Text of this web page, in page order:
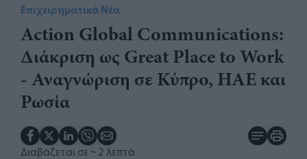
Επιχειρηματικά Νέα
Action Global Communications:
Διάκριση ως Great Place to Work
- Αναγνώριση σε Κύπρο, ΗΑΕ και
Ρωσία
Διαβάζεται σε ~ 2 λεπτά